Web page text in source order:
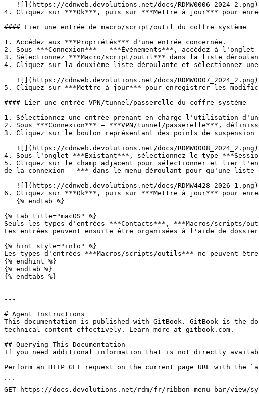
4. Cliquez sur ***Ok***, puis sur ***Mettre à jour*** pour
#### Lier une entrée de macro/script/outil du coffre système
1. Accédez aux ***Propriétés*** d'une entrée concernée.
2. Sous ***Connexion*** – ***Événements***, accédez à
3. Sélectionnez ***Macro/script/outil*** dans la liste
4. Cliquez sur la deuxième liste déroulante et sélectionnez
5. Cliquez sur ***Mettre à jour*** pour enregistrer les
#### Lier une entrée VPN/tunnel/passerelle du coffre système
1. Sélectionnez une entrée prenant en charge l'utilisation
2. Sous ***Connexion*** – ***VPN/tunnel/passerelle***,
3. Cliquez sur le bouton représentant des points de
4. Sous l'onglet ***Existant***, sélectionnez le type
5. Cliquez sur le champ adjacent pour sélectionner et lier
de la connexion---*** dans le menu déroulant pour qu'une liste
6. Cliquez sur ***Ok***, puis sur ***Mettre à jour*** pour
{% tab title="macOS" %}
Seuls les types d'entrées ***Contacts***, ***Macros/scripts/
Les entrées peuvent ensuite être organisées à l'aide de
{% hint style="info" %}
Les types d'entrées ***Macros/scripts/outils*** ne peuvent être
{% endhint %}
{% endtab %}
{% endtabs %}
---
# Agent Instructions
This documentation is published with GitBook. GitBook is the
technical content effectively. Learn more at gitbook.com.
## Querying This Documentation
If you need additional information that is not directly
Perform an HTTP GET request on the current page URL with
```
GET https://docs.devolutions.net/rdm/fr/ribbon-menu-bar/view/